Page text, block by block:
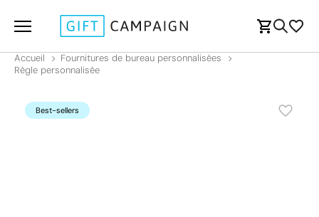
Accueil
Fournitures de bureau personnalisées
Règle personnalisée
Best-sellers